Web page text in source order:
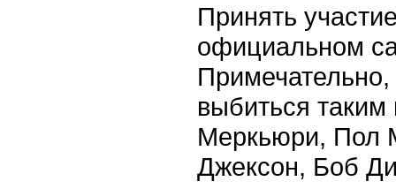
Принять
официальном
выбиться
Меркьюри, Пол
Джексон, Боб